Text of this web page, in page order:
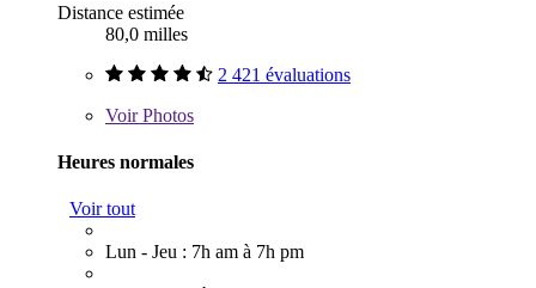
Distance estimée
80,0 milles
2 421 évaluations
VoirPhotos
Heures normales
Voir tout
Lun - Jeu : 7h am à 7h pm